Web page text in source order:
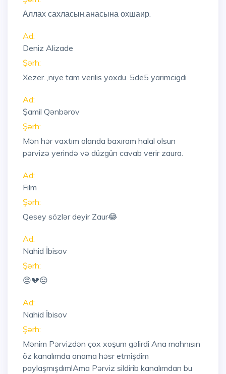
Аллах сахласын.анасына охшаир.
Ad:
Deniz Alizade
Şərh:
Xezer..,niye tam verilis yoxdu. 5de5 yarimcigdi
Ad:
Şamil Qənbərov
Şərh:
Mən hər vaxtım olanda baxıram halal olsun
pərvizə yerində və düzgün cavab verir zaura.
Ad:
Film
Şərh:
Qesey sözlər deyir Zaur😂
Ad:
Nahid İbisov
Şərh:
😔💔😔
Ad:
Nahid İbisov
Şərh:
Mənim Pərvizdən çox xoşum gəlirdi Ana mahnısın
öz kanalımda anama həsr etmişdim
paylaşmışdım!Ama Pərviz sildirib kanalımdan bu